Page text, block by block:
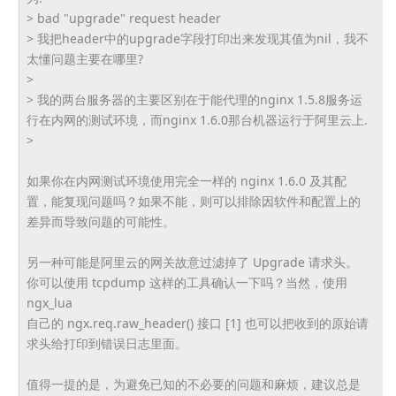
> bad "upgrade" request header
> 我把header中的upgrade字段打印出来发现其值为nil，我不
太懂问题主要在哪里?
>
> 我的两台服务器的主要区别在于能代理的nginx 1.5.8服务运
行在内网的测试环境，而nginx 1.6.0那台机器运行于阿里云上.
>
如果你在内网测试环境使用完全一样的 nginx 1.6.0 及其配
置，能复现问题吗？如果不能，则可以排除因软件和配置上的
差异而导致问题的可能性。
另一种可能是阿里云的网关故意过滤掉了 Upgrade 请求头。
你可以使用 tcpdump 这样的工具确认一下吗？当然，使用
ngx_lua
自己的 ngx.req.raw_header() 接口 [1] 也可以把收到的原始请
求头给打印到错误日志里面。
值得一提的是，为避免已知的不必要的问题和麻烦，建议总是